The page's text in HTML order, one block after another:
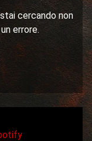
cercando non
errore.